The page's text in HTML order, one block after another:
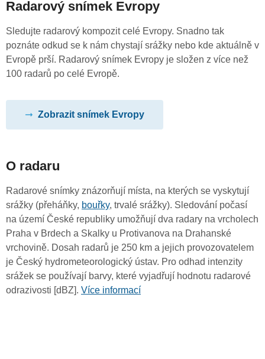
Radarový snímek Evropy
Sledujte radarový kompozit celé Evropy. Snadno tak
poznáte odkud se k nám chystají srážky nebo kde aktuálně v
Evropě prší. Radarový snímek Evropy je složen z více než
100 radarů po celé Evropě.
Zobrazit snímek Evropy
O radaru
Radarové snímky znázorňují místa, na kterých se vyskytují
srážky (přeháňky, bouřky, trvalé srážky). Sledování počasí
na území České republiky umožňují dva radary na vrcholech
Praha v Brdech a Skalky u Protivanova na Drahanské
vrchovině. Dosah radarů je 250 km a jejich provozovatelem
je Český hydrometeorologický ústav. Pro odhad intenzity
srážek se používají barvy, které vyjadřují hodnotu radarové
odrazivosti [dBZ]. Více informací